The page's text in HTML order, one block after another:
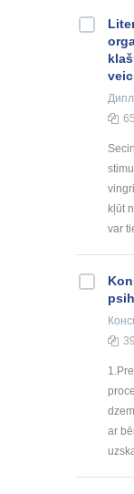
65
kļūt
var
39
ar